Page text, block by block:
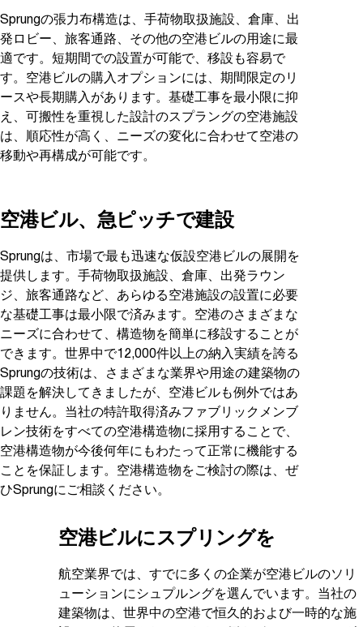
Sprungの張力布構造は、手荷物取扱施設、倉庫、出
発ロビー、旅客通路、その他の空港ビルの用途に最
適です。短期間での設置が可能で、移設も容易で
す。空港ビルの購入オプションには、期間限定のリ
ースや長期購入があります。基礎工事を最小限に抑
え、可搬性を重視した設計のスプラングの空港施設
は、順応性が高く、ニーズの変化に合わせて空港の
移動や再構成が可能です。
空港ビル、急ピッチで建設
Sprungは、市場で最も迅速な仮設空港ビルの展開を
提供します。手荷物取扱施設、倉庫、出発ラウン
ジ、旅客通路など、あらゆる空港施設の設置に必要
な基礎工事は最小限で済みます。空港のさまざまな
ニーズに合わせて、構造物を簡単に移設することが
できます。世界中で12,000件以上の納入実績を誇る
Sprungの技術は、さまざまな業界や用途の建築物の
課題を解決してきましたが、空港ビルも例外ではあ
りません。当社の特許取得済みファブリックメンブ
レン技術をすべての空港構造物に採用することで、
空港構造物が今後何年にもわたって正常に機能する
ことを保証します。空港構造物をご検討の際は、ぜ
ひSprungにご相談ください。
空港ビルにスプリングを
航空業界では、すでに多くの企業が空港ビルのソリ
ューションにシュプルングを選んでいます。当社の
建築物は、世界中の空港で恒久的および一時的な施